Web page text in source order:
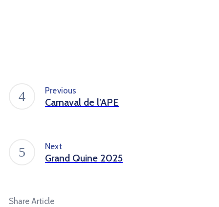
Previous
Carnaval de l’APE
Next
Grand Quine 2025
Share Article